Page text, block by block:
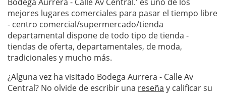
mejores lugares comerciales para pasar el tiempo libre
- centro comercial/supermercado/tienda
departamental dispone de todo tipo de tienda -
tiendas de oferta, departamentales, de moda,
tradicionales y mucho más.
¿Alguna vez ha visitado Bodega Aurrera - Calle Av
Central? No olvide de escribir una reseña y calificar su